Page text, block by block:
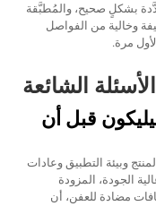
بشكلٍ صحيح، والمُطبَّقة
وخالية من الفواصل
مرة.
الأسئلة الشائعة
قبل أن
وبيئة التطبيق وعادات
الجودة، المزودة
مضادة للعفن، أن